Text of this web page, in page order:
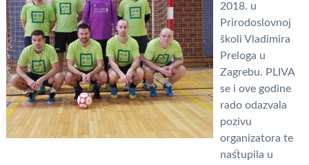
2018. u
Prirodoslovnoj
školi Vladimira
Preloga u
Zagrebu. PLIVA
se i ove godine
rado odazvala
pozivu
organizatora te
nastupila u